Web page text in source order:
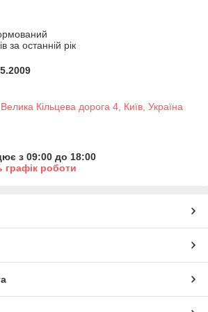
за останній рік
Кільцева дорога 4, Київ, Україна
з 09:00 до 18:00
графік роботи